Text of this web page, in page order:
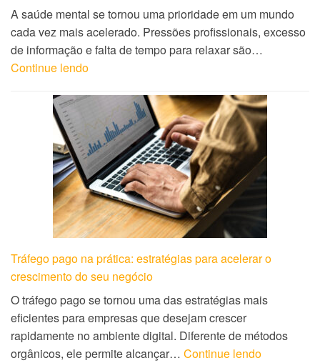
A saúde mental se tornou uma prioridade em um mundo
cada vez mais acelerado. Pressões profissionais, excesso
de informação e falta de tempo para relaxar são…
Continue lendo
Tráfego pago na prática: estratégias para acelerar o
crescimento do seu negócio
O tráfego pago se tornou uma das estratégias mais
eficientes para empresas que desejam crescer
rapidamente no ambiente digital. Diferente de métodos
orgânicos, ele permite alcançar… Continue lendo